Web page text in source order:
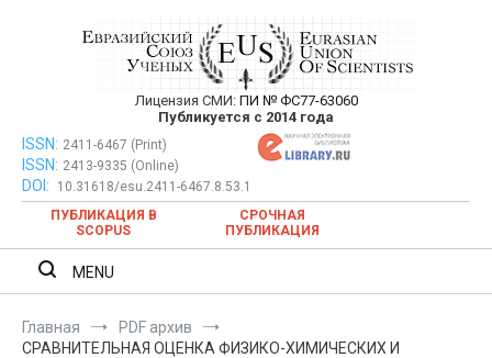
Евразийский Союз Ученых —
публикация научных статей в
ежемесячном научном журнале
Лицензия СМИ: ПИ № ФС77-63060
Публикуется с 2014 года
Евразийский Союз Ученых — публикация научных статей в
ежемесячном научном журнале
ISSN: 2411-6467 (Print)
ISSN: 2413-9335 (Online)
DOI:
10.31618/esu.2411-6467.8.53.1
ПУБЛИКАЦИЯ В
SCOPUS
СРОЧНАЯ
ПУБЛИКАЦИЯ
MENU
Главная
PDF архив
СРАВНИТЕЛЬНАЯ ОЦЕНКА ФИЗИКО-ХИМИЧЕСКИХ И